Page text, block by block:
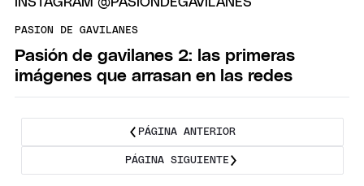
PASION DE GAVILANES
Pasión de gavilanes 2: las primeras
imágenes que arrasan en las redes
PÁGINA ANTERIOR
PÁGINA SIGUIENTE